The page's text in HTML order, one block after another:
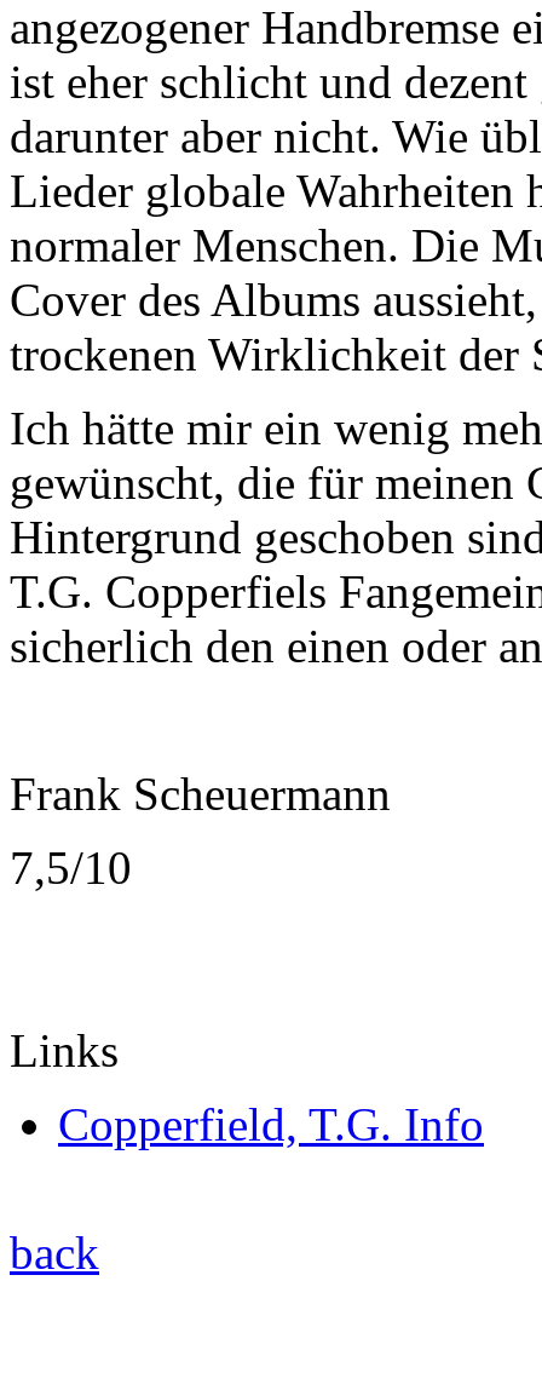
angezogener Handbremse
ist eher schlicht und
darunter aber nicht. Wie
Lieder globale Wahrheiten
normaler Menschen. Die
Cover des Albums
trockenen Wirklichkeit der
Ich hätte mir ein wenig
gewünscht, die für meinen
Hintergrund geschoben
T.G. Copperfiels
sicherlich den einen oder
Frank Scheuermann
7,5/10
Links
Copperfield, T.G. Info
back